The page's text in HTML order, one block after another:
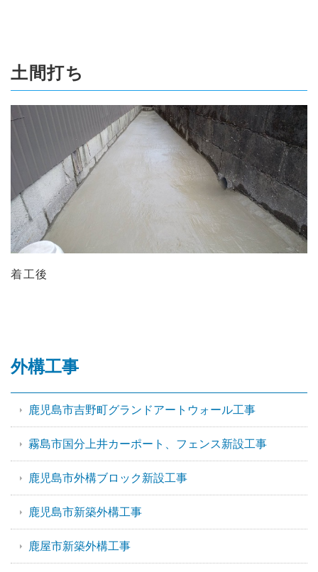
土間打ち
着工後
外構工事
鹿児島市吉野町グランドアートウォール工事
霧島市国分上井カーポート、フェンス新設工事
鹿児島市外構ブロック新設工事
鹿児島市新築外構工事
鹿屋市新築外構工事